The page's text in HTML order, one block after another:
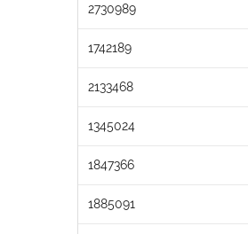
2730989
1742189
2133468
1345024
1847366
1885091